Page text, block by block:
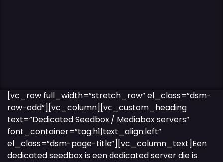
[vc_row full_width=”stretch_row” el_class=”dsm-
row-odd”][vc_column][vc_custom_heading
text=”Dedicated Seedbox / Mediabox servers”
font_container=”tag:h1|text_align:left”
el_class=”dsm-page-title”][vc_column_text]Een
dedicated seedbox is een dedicated server die is